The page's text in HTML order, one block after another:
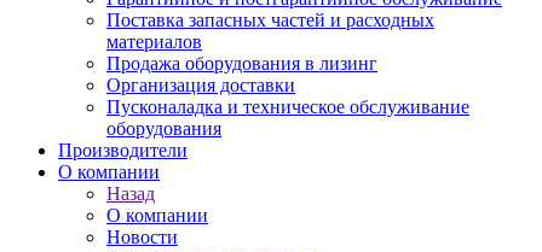
Поставка запасных частей и расходных
материалов
Продажа оборудования в лизинг
Организация доставки
Пусконаладка и техническое обслуживание
оборудования
Производители
О компании
Назад
О компании
Новости